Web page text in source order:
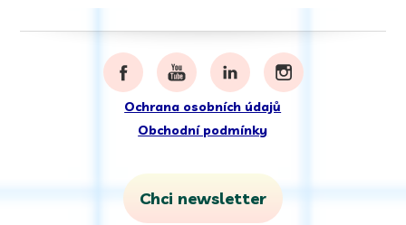
Ochrana osobních údajů
Obchodní podmínky
Chci newsletter